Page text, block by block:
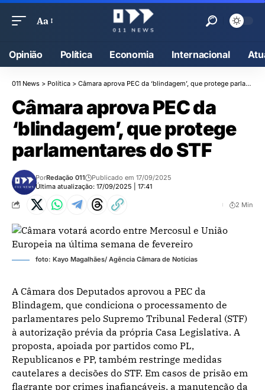
Aa
Opinião Política Economia Internacional
011 News > Política > Câmara aprova PEC da ‘blindagem’, que protege parlamentares do STF
Câmara aprova PEC da
‘blindagem’, que protege
parlamentares do STF
Última atualização: 17/09/2025 | 17:41
PorRedação 011 Publicado em 17/09/2025
2 Min
foto: Kayo Magalhães/ Agência Câmara de Notícias
A Câmara dos Deputados aprovou a PEC da
Blindagem, que condiciona o processamento de
parlamentares pelo Supremo Tribunal Federal (STF)
à autorização prévia da própria Casa Legislativa. A
proposta, apoiada por partidos como PL,
Republicanos e PP, também restringe medidas
cautelares a decisões do STF. Em casos de prisão em
flagrante por crimes inafiançáveis, a manutenção da